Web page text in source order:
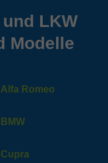
LKW
Modelle
Alfa Romeo
BMW
Cupra